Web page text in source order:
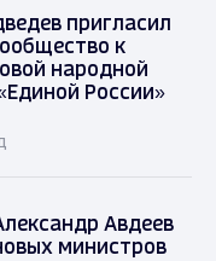
пригласил
к
народной
России»
Авдеев
министров